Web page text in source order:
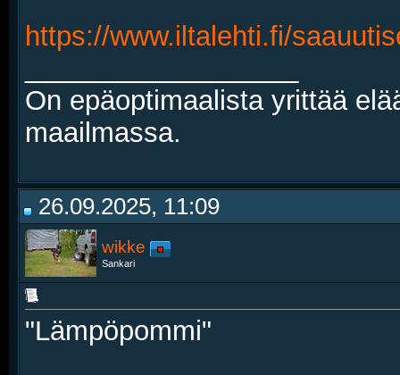
https://www.iltalehti.fi/
On epäoptimaalista yrittää
maailmassa.
26.09.2025, 11:09
wikke
Sankari
"Lämpöpommi"